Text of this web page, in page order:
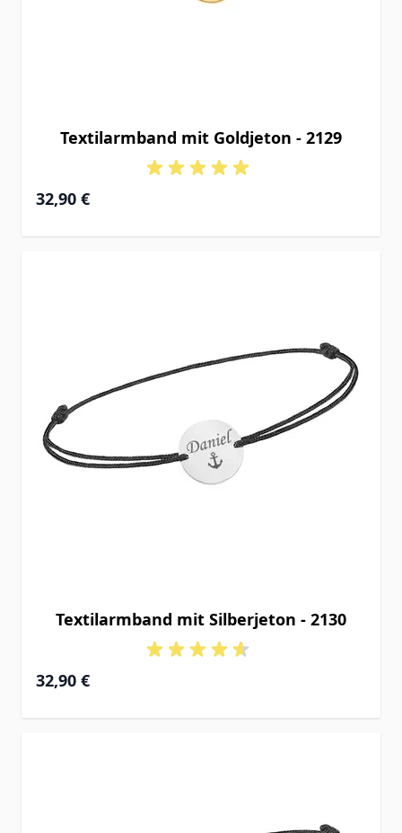
Textilarmband mit Goldjeton - 2129
32,90 €
Textilarmband mit Silberjeton - 2130
32,90 €